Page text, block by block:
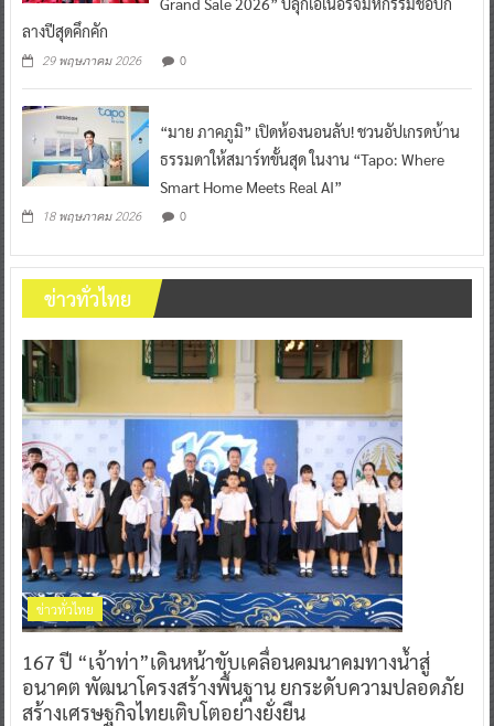
ลางปีสุดคึกคัก
29 พฤษภาคม 2026 0
“มาย ภาคภูมิ” เปิดห้องนอนลับ! ชวนอัปเกรดบ้าน
ธรรมดาให้สมาร์ทขั้นสุด ในงาน “Tapo: Where
Smart Home Meets Real AI”
18 พฤษภาคม 2026 0
ข่าวทั่วไทย
ข่าวทั่วไทย
167 ปี “เจ้าท่า”เดินหน้าขับเคลื่อนคมนาคมทางน้ำสู่
อนาคต พัฒนาโครงสร้างพื้นฐาน ยกระดับความปลอดภัย
สร้างเศรษฐกิจไทยเติบโตอย่างยั่งยืน